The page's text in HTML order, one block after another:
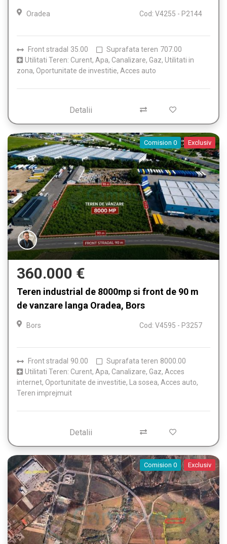
Oradea Cod: V4255 - P2144
Front stradal 35.00 Suprafata teren 707.00
Utilitati Teren: Curent, Apa, Canalizare, Gaz, Utilitati in
zona, Oportunitate de investitie, Acces auto
Detalii
Comision 0 Exclusiv
360.000 €
Teren industrial de 8000mp si front de 90 m
de vanzare langa Oradea, Bors
Bors Cod: V4595 - P3257
Front stradal 90.00 Suprafata teren 8000.00
Utilitati Teren: Curent, Apa, Canalizare, Gaz, Acces
internet, Oportunitate de investitie, La sosea, Acces auto,
Teren imprejmuit
Detalii
Comision 0 Exclusiv